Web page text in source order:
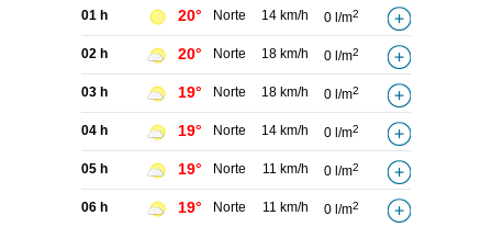
01 h 20° Norte 14 km/h 0 l/m2
02 h 20° Norte 18 km/h 0 l/m2
03 h 19° Norte 18 km/h 0 l/m2
04 h 19° Norte 14 km/h 0 l/m2
05 h 19° Norte 11 km/h 0 l/m2
06 h 19° Norte 11 km/h 0 l/m2